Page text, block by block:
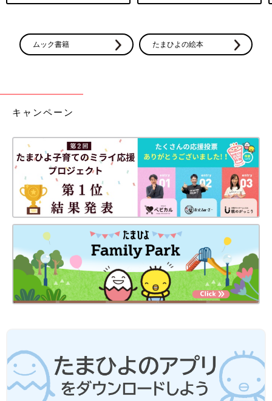
ムック書籍 たまひよの絵本
キャンペーン